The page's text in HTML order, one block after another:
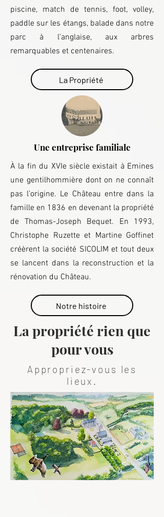
piscine, match de tennis, foot, volley,
paddle sur les étangs, balade dans notre
parc à l'anglaise, aux arbres
remarquables et centenaires.
La Propriété
Une entreprise familiale
À la fin du XVIe siècle existait à Emines
une gentilhommière dont on ne connaît
pas l’origine. Le Château entre dans la
famille en 1836 en devenant la propriété
de Thomas-Joseph Bequet. En 1993,
Christophe Ruzette et Martine Goffinet
créèrent la société SICOLIM et tout deux
se lancent dans la reconstruction et la
rénovation du Château.
Notre histoire
La propriété rien que
pour vous
Appropriez-vous les
lieux.